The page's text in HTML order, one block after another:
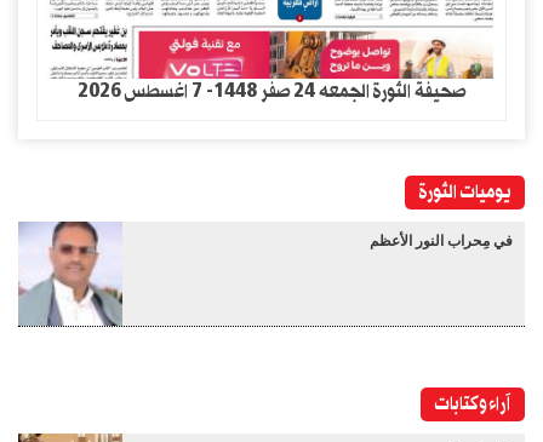
صحيفة الثورة الجمعه 24 صفر 1448- 7 اغسطس 2026
يوميات الثورة
في مِحراب النور الأعظم
آراء وكتابات